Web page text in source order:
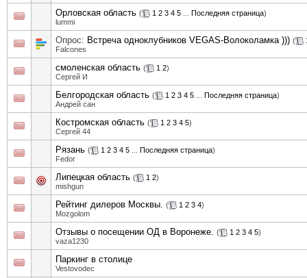
Орловская область ( 1 2 3 4 5 Последняя страница)
lummi
Опрос: Встреча одноклубников VEGAS-Волоколамка ))) (
Falcones
смоленская область ( 1 2)
Сергей И
Белгородская область ( 1 2 3 4 5 Последняя страница)
Андрей сан
Костромская область ( 1 2 3 4 5)
Сергей 44
Рязань ( 1 2 3 4 5 Последняя страница)
Fedor
Липецкая область ( 1 2)
mishgun
Рейтинг дилеров Москвы. ( 1 2 3 4)
Mozgolom
Отзывы о посещении ОД в Воронеже. ( 1 2 3 4 5)
vaza1230
Паркинг в столице
Vestovodec